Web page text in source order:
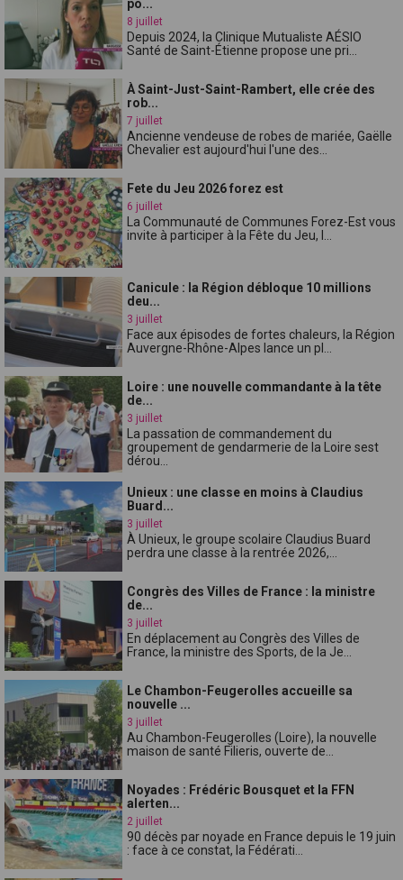
po...
8 juillet
Depuis 2024, la Clinique Mutualiste AÉSIO
Santé de Saint-Étienne propose une pri...
À Saint-Just-Saint-Rambert, elle crée des
rob...
7 juillet
Ancienne vendeuse de robes de mariée, Gaëlle
Chevalier est aujourd'hui l'une des...
Fete du Jeu 2026 forez est
6 juillet
La Communauté de Communes Forez-Est vous
invite à participer à la Fête du Jeu, l...
Canicule : la Région débloque 10 millions
deu...
3 juillet
Face aux épisodes de fortes chaleurs, la Région
Auvergne-Rhône-Alpes lance un pl...
Loire : une nouvelle commandante à la tête
de...
3 juillet
La passation de commandement du
groupement de gendarmerie de la Loire sest
dérou...
Unieux : une classe en moins à Claudius
Buard...
3 juillet
À Unieux, le groupe scolaire Claudius Buard
perdra une classe à la rentrée 2026,...
Congrès des Villes de France : la ministre
de...
3 juillet
En déplacement au Congrès des Villes de
France, la ministre des Sports, de la Je...
Le Chambon-Feugerolles accueille sa
nouvelle ...
3 juillet
Au Chambon-Feugerolles (Loire), la nouvelle
maison de santé Filieris, ouverte de...
Noyades : Frédéric Bousquet et la FFN
alerten...
2 juillet
90 décès par noyade en France depuis le 19 juin
: face à ce constat, la Fédérati...